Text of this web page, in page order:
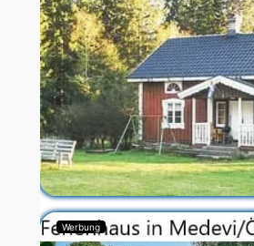
Werbung